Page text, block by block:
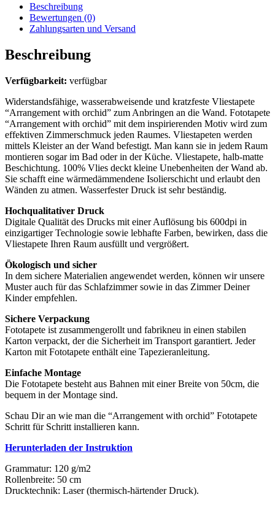
Beschreibung
Bewertungen (0)
Zahlungsarten und Versand
Beschreibung
Verfügbarkeit: verfügbar
Widerstandsfähige, wasserabweisende und kratzfeste Vliestapete
“Arrangement with orchid” zum Anbringen an die Wand. Fototapete
“Arrangement with orchid” mit dem inspirierenden Motiv wird zum
effektiven Zimmerschmuck jeden Raumes. Vliestapeten werden
mittels Kleister an der Wand befestigt. Man kann sie in jedem Raum
montieren sogar im Bad oder in der Küche. Vliestapete, halb-matte
Beschichtung. 100% Vlies deckt kleine Unebenheiten der Wand ab.
Sie schafft eine wärmedämmendene Isolierschicht und erlaubt den
Wänden zu atmen. Wasserfester Druck ist sehr beständig.
Hochqualitativer Druck
Digitale Qualität des Drucks mit einer Auflösung bis 600dpi in
einzigartiger Technologie sowie lebhafte Farben, bewirken, dass die
Vliestapete Ihren Raum ausfüllt und vergrößert.
Ökologisch und sicher
In dem sichere Materialien angewendet werden, können wir unsere
Muster auch für das Schlafzimmer sowie in das Zimmer Deiner
Kinder empfehlen.
Sichere Verpackung
Fototapete ist zusammengerollt und fabrikneu in einen stabilen
Karton verpackt, der die Sicherheit im Transport garantiert. Jeder
Karton mit Fototapete enthält eine Tapezieranleitung.
Einfache Montage
Die Fototapete besteht aus Bahnen mit einer Breite von 50cm, die
bequem in der Montage sind.
Schau Dir an wie man die “Arrangement with orchid” Fototapete
Schritt für Schritt installieren kann.
Herunterladen der Instruktion
Grammatur: 120 g/m2
Rollenbreite: 50 cm
Drucktechnik: Laser (thermisch-härtender Druck).